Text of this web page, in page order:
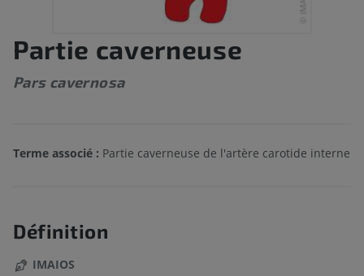
Partie caverneuse
Pars cavernosa
Terme associé : Partie caverneuse de l'artère carotide interne
Définition
IMAIOS